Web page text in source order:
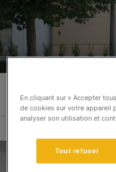
En cliquant sur « Accepter
de cookies sur votre appareil
analyser son utilisation et
Tout refuser